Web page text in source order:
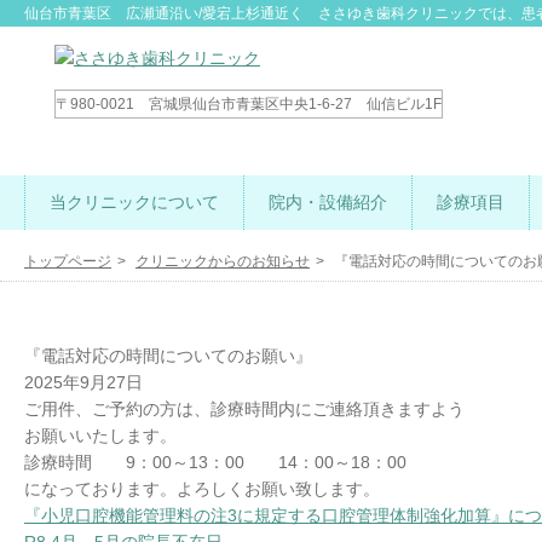
仙台市青葉区 広瀬通沿い/愛宕上杉通近く ささゆき歯科クリニックでは、患
〒980-0021 宮城県仙台市青葉区中央1-6-27 仙信ビル1F
当クリニックについて 院内・設備紹介
院内紹介
設備紹介
滅菌システム
診療項目
診療の流れ
料金表
トップページ クリニックからのお知らせ 『電話対応の時間についてのお
『電話対応の時間についてのお願い』
2025年9月27日
ご用件、ご予約の方は、診療時間内にご連絡頂きますよう
お願いいたします。
診療時間 9：00～13：00 14：00～18：00
になっております。よろしくお願い致します。
『小児口腔機能管理料の注3に規定する口腔管理体制強化加算』に